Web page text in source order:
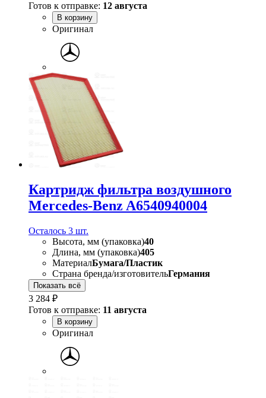
Готов к отправке: 12 августа
В корзину
Оригинал
Картридж фильтра воздушного
Mercedes-Benz A6540940004
Осталось 3 шт.
Высота, мм (упаковка)40
Длина, мм (упаковка)405
МатериалБумага/Пластик
Страна бренда/изготовительГермания
Показать всё
3 284 ₽
Готов к отправке: 11 августа
В корзину
Оригинал